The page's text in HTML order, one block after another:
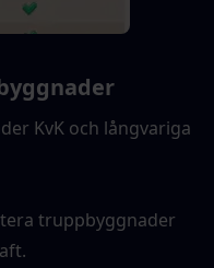
KvK och långvariga
truppbyggnader